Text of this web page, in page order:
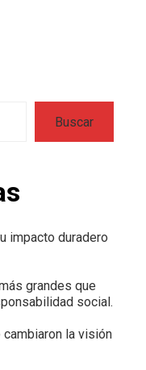
Buscar
impacto duradero
grandes que
social.
la visión